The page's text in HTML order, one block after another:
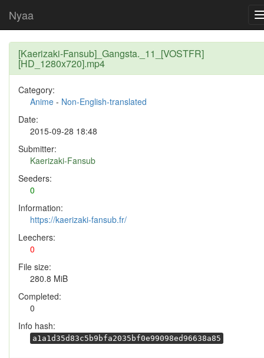
Nyaa
[Kaerizaki-Fansub]_Gangsta._11_[VOSTFR]
[HD_1280x720].mp4
Category:
Anime - Non-English-translated
Date:
2015-09-28 18:48
Submitter:
Kaerizaki-Fansub
Seeders:
0
Information:
https://kaerizaki-fansub.fr/
Leechers:
0
File size:
280.8 MiB
Completed:
0
Info hash:
a1a1d35d83c5b9bfa2035bf0e99098ed96638a85